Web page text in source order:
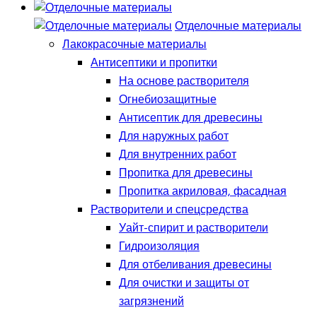
Отделочные материалы
Лакокрасочные материалы
Антисептики и пропитки
На основе растворителя
Огнебиозащитные
Антисептик для древесины
Для наружных работ
Для внутренних работ
Пропитка для древесины
Пропитка акриловая, фасадная
Растворители и спецсредства
Уайт-спирит и растворители
Гидроизоляция
Для отбеливания древесины
Для очистки и защиты от
загрязнений